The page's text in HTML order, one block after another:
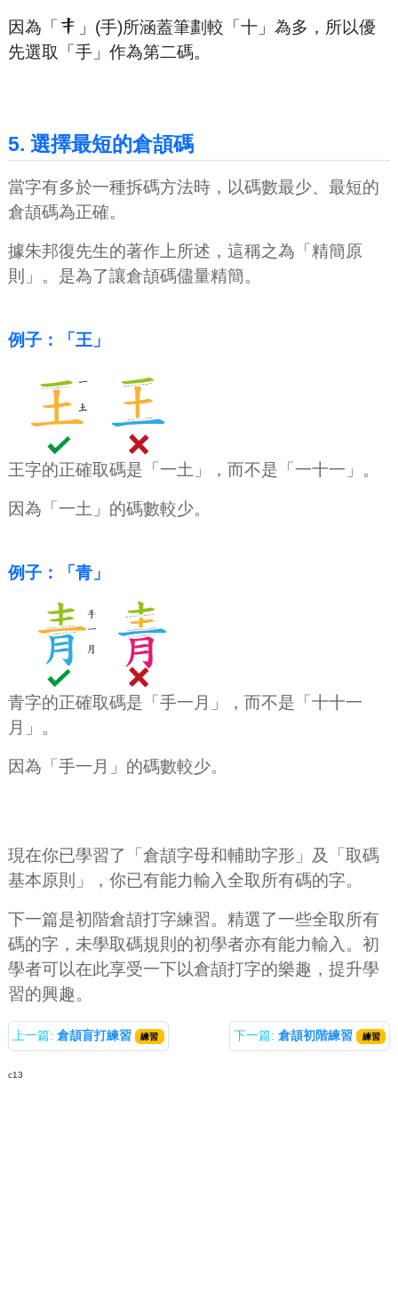
因為「
」(手)所涵蓋筆劃較「十」為多，所以優
先選取「手」作為第二碼。
5. 選擇最短的倉頡碼
當字有多於一種拆碼方法時，以碼數最少、最短的
倉頡碼為正確。
據朱邦復先生的著作上所述，這稱之為「精簡原
則」。是為了讓倉頡碼儘量精簡。
例子：「王」
王字的正確取碼是「一土」，而不是「一十一」。
因為「一土」的碼數較少。
例子：「青」
青字的正確取碼是「手一月」，而不是「十十一
月」。
因為「手一月」的碼數較少。
現在你已學習了「倉頡字母和輔助字形」及「取碼
基本原則」，你已有能力輸入全取所有碼的字。
下一篇是初階倉頡打字練習。精選了一些全取所有
碼的字，未學取碼規則的初學者亦有能力輸入。初
學者可以在此享受一下以倉頡打字的樂趣，提升學
習的興趣。
上一篇: 倉頡盲打練習 練習 下一篇: 倉頡初階練習 練習
c13